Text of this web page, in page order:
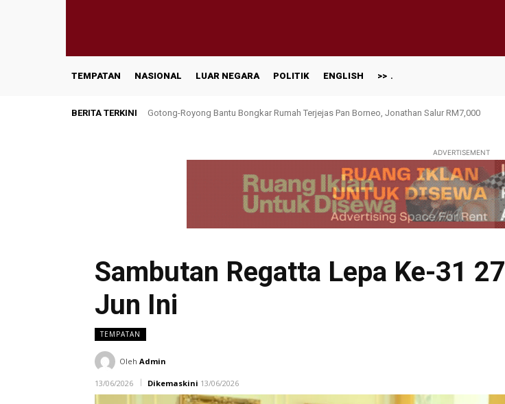
TEMPATAN NASIONAL LUAR NEGARA POLITIK ENGLISH >>
BERITA TERKINI Gotong-Royong Bantu Bongkar Rumah Terjejas Pan Borneo, Jonathan Salur RM7,000
ADVERTISEMENT
Sambutan Regatta Lepa Ke-31 27
Jun Ini
TEMPATAN
Oleh Admin
13/06/2026 Dikemaskini 13/06/2026